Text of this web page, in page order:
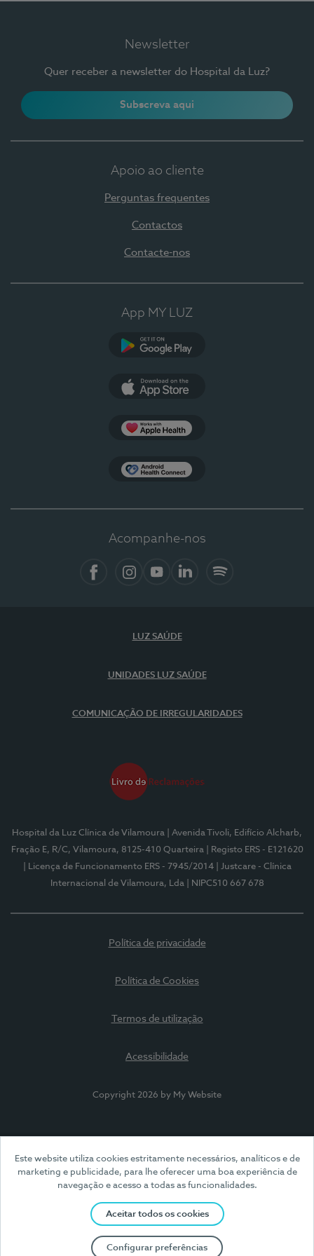
Este website utiliza cookies estritamente necessários, analíticos e de
marketing e publicidade, para lhe oferecer uma boa experiência de
navegação e acesso a todas as funcionalidades.
Aceitar todos os cookies
Configurar preferências
Newsletter
Quer receber a newsletter do Hospital da Luz?
Subscreva aqui
Apoio ao cliente
Perguntas frequentes
Contactos
Contacte-nos
App MY LUZ
Acompanhe-nos
LUZ SAÚDE
UNIDADES LUZ SAÚDE
COMUNICAÇÃO DE IRREGULARIDADES
Hospital da Luz Clínica de Vilamoura
| Avenida Tivoli, Edifício Alcharb,
Fração E, R/C, Vilamoura, 8125-410 Quarteira
| Registo ERS - E121620
| Licença de Funcionamento ERS - 7945/2014
| Justcare - Clínica
Internacional de Vilamoura, Lda
| NIPC510 667 678
Política de privacidade
Política de Cookies
Termos de utilização
Acessibilidade
Copyright 2026 by My Website